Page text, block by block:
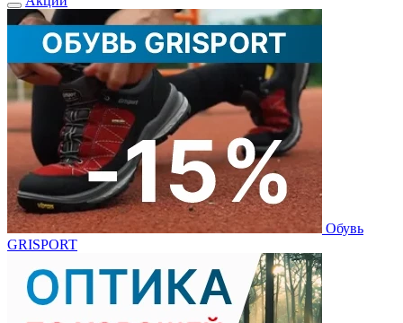
Обувь
GRISPORT